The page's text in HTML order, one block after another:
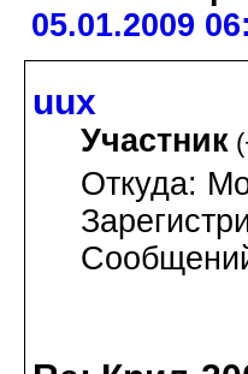
05.01.2009
uux
Участник (
Откуда: